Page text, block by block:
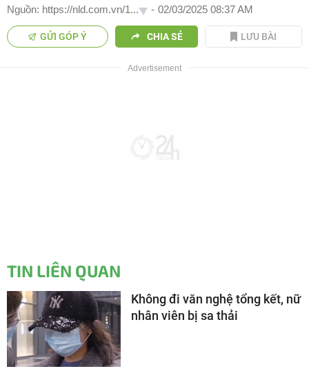
Nguồn: https://nld.com.vn/1... - 02/03/2025 08:37 AM
GỬI GÓP Ý CHIA SẺ LƯU BÀI
TIN LIÊN QUAN
Không đi văn nghệ tổng kết, nữ
nhân viên bị sa thải